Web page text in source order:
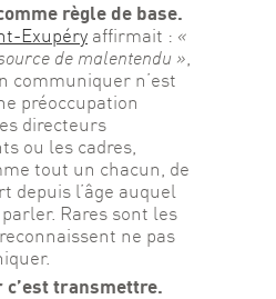
règle de base.
Exupéry affirmait : «
de malentendu »,
communiquer n’est
préoccupation
directeurs
ou les cadres,
tout un chacun, de
depuis l’âge auquel
Rares sont les
ne pas
c’est transmettre.